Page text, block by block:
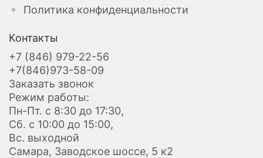
Политика конфиденциальности
Контакты
+7 (846) 979-22-56
+7(846)973-58-09
Заказать звонок
Режим работы:
Пн-Пт. с 8:30 до 17:30,
Сб. с 10:00 до 15:00,
Вс. выходной
Самара, Заводское шоссе, 5 к2